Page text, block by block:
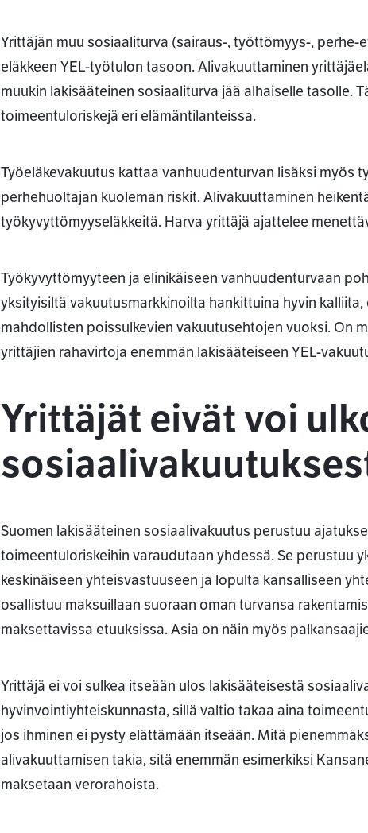
Yrittäjän muu sosiaaliturva (sairaus-, työttömyys-,
eläkkeen YEL-työtulon tasoon. Alivakuuttaminen
muukin lakisääteinen sosiaaliturva jää alhaiselle tasolle.
toimeentuloriskejä eri elämäntilanteissa.
Työeläkevakuutus kattaa vanhuudenturvan lisäksi myös
perhehuoltajan kuoleman riskit. Alivakuuttaminen
työkyvyttömyyseläkkeitä. Harva yrittäjä ajattelee
Työkyvyttömyyteen ja elinikäiseen vanhuudenturvaan
yksityisiltä vakuutusmarkkinoilta hankittuina hyvin
mahdollisten poissulkevien vakuutusehtojen vuoksi. On
yrittäjien rahavirtoja enemmän lakisääteiseen YEL-
Yrittäjät eivät voi
Suomen lakisääteinen sosiaalivakuutus perustuu
toimeentuloriskeihin varaudutaan yhdessä. Se perustuu
keskinäiseen yhteisvastuuseen ja lopulta kansalliseen
osallistuu maksuillaan suoraan oman turvansa
maksettavissa etuuksissa. Asia on näin myös
Yrittäjä ei voi sulkea itseään ulos lakisääteisestä
hyvinvointiyhteiskunnasta, sillä valtio takaa aina
jos ihminen ei pysty elättämään itseään. Mitä
alivakuuttamisen takia, sitä enemmän esimerkiksi
maksetaan verorahoista.